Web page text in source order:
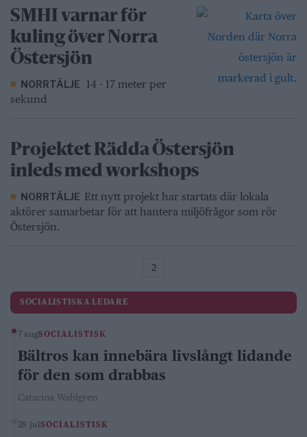
SMHI varnar för
kuling över Norra
Östersjön
NORRTÄLJE 14 - 17 meter per
sekund
Projektet Rädda Östersjön
inleds med workshops
NORRTÄLJE Ett nytt projekt har startats där lokala
aktörer samarbetar för att hantera miljöfrågor som rör
Östersjön.
2
SOCIALISTISKA LEDARE
7 augSOCIALISTISK
Bältros kan innebära livslångt lidande
för den som drabbas
Catarina Wahlgren
28 julSOCIALISTISK